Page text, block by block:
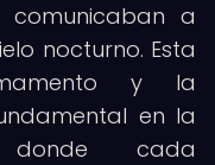
a
nocturno. Esta
y la
en la
donde cada